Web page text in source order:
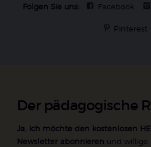
Folgen Sie uns: Facebook
Pinterest
Der pädagogische
Ja, ich möchte den kostenlosen
Newsletter abonnieren und willige